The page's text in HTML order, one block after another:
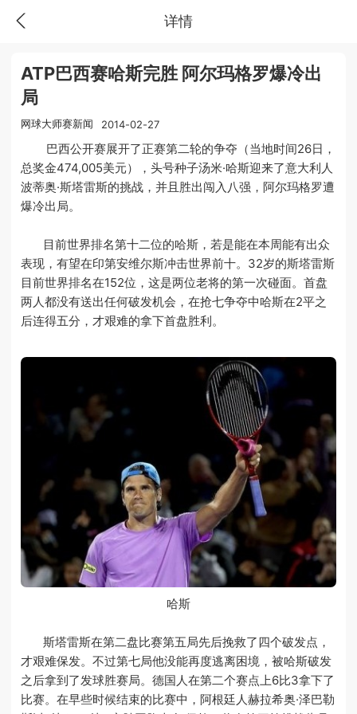
详情
ATP巴西赛哈斯完胜 阿尔玛格罗爆冷出
局
网球大师赛新闻 2014-02-27
巴西公开赛展开了正赛第二轮的争夺（当地时间26日，
总奖金474,005美元），头号种子汤米·哈斯迎来了意大利人
波蒂奥·斯塔雷斯的挑战，并且胜出闯入八强，阿尔玛格罗遭
爆冷出局。
目前世界排名第十二位的哈斯，若是能在本周能有出众
表现，有望在印第安维尔斯冲击世界前十。32岁的斯塔雷斯
目前世界排名在152位，这是两位老将的第一次碰面。首盘
两人都没有送出任何破发机会，在抢七争夺中哈斯在2平之
后连得五分，才艰难的拿下首盘胜利。
哈斯
斯塔雷斯在第二盘比赛第五局先后挽救了四个破发点，
才艰难保发。不过第七局他没能再度逃离困境，被哈斯破发
之后拿到了发球胜赛局。德国人在第二个赛点上6比3拿下了
比赛。在早些时候结束的比赛中，阿根廷人赫拉希奥·泽巴勒